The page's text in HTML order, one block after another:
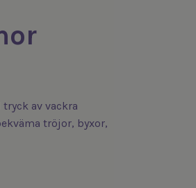
av vackra
tröjor, byxor,